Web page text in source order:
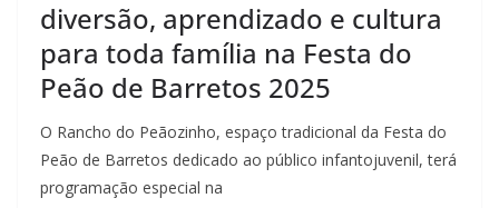
diversão, aprendizado e cultura
para toda família na Festa do
Peão de Barretos 2025
O Rancho do Peãozinho, espaço tradicional da Festa do
Peão de Barretos dedicado ao público infantojuvenil, terá
programação especial na